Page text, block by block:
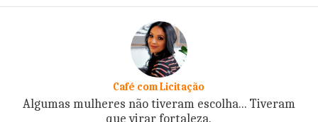
Café com Licitação
Algumas mulheres não tiveram escolha... Tiveram